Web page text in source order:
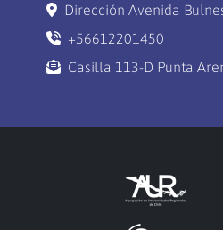
Dirección Avenida
+56612201450
Casilla 113-D Punta